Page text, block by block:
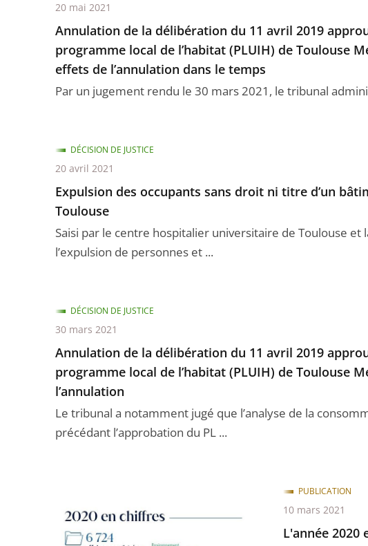
Annulation de la délibération du 11 avril 2019
programme local de l’habitat (PLUIH) de Toulouse
effets de l’annulation dans le temps
Par un jugement rendu le 30 mars 2021, le tribunal
20 mai 2021
Expulsion des occupants sans droit ni titre d’un
Toulouse
Saisi par le centre hospitalier universitaire de Toulouse
l’expulsion de personnes et ...
DÉCISION DE JUSTICE
20 avril 2021
Annulation de la délibération du 11 avril 2019
programme local de l’habitat (PLUIH) de Toulouse
l’annulation
Le tribunal a notamment jugé que l’analyse de la
précédant l’approbation du PL ...
DÉCISION DE JUSTICE
30 mars 2021
L'année 2020
PUBLICATION
10 mars 2021